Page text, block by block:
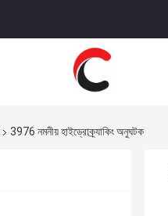
3976 নমনীয় হাইড্রোক্র্যাকিং অনুঘটক